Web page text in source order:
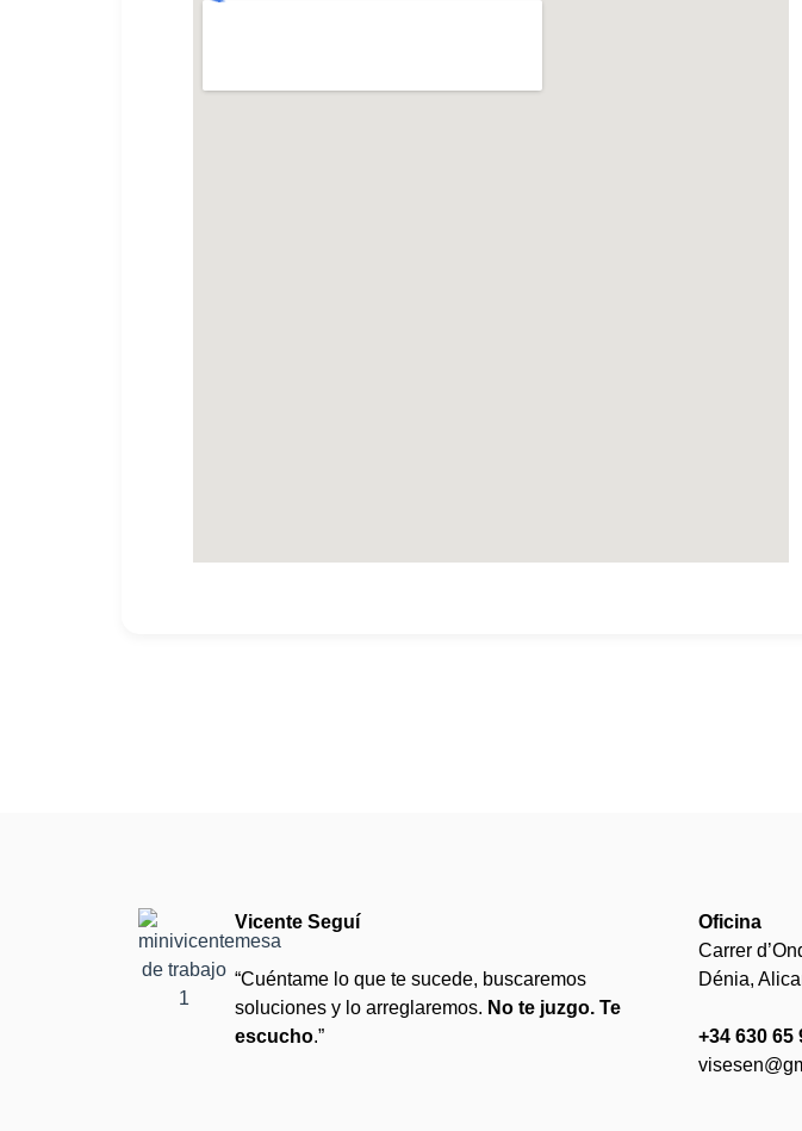
Vicente Seguí
“Cuéntame lo que te sucede, buscaremos
soluciones y lo arreglaremos. No te juzgo. Te
escucho.”
Oficina
Carrer
Dénia,
+34 630 65